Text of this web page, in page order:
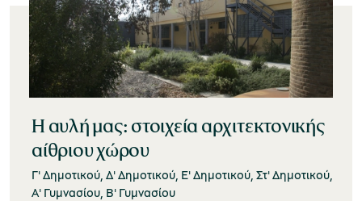
Η αυλή μας: στοιχεία αρχιτεκτονικής
αίθριου χώρου
Γ' Δημοτικού, Δ' Δημοτικού, Ε' Δημοτικού, Στ' Δημοτικού,
Α' Γυμνασίου, Β' Γυμνασίου